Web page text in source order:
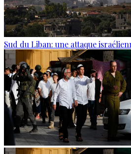
Sud du Liban: une attaque